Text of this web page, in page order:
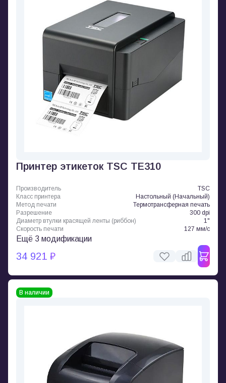
Принтер этикеток TSC TE310
Производитель
TSC
Класс принтера
Настольный (Начальный)
Метод печати
Термотрансферная печать
Разрешение
300 dpi
Диаметр втулки красящей ленты (риббон)
1"
Скорость печати
127 мм/с
Ещё 3 модификации
34 921 ₽
В наличии